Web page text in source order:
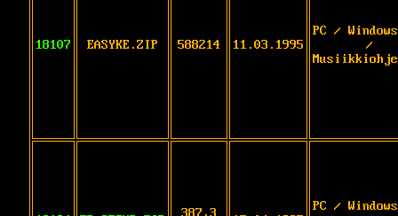
18107 EASYKE.ZIP 588214 11.03.1995
PC /
/
387,3
PC /